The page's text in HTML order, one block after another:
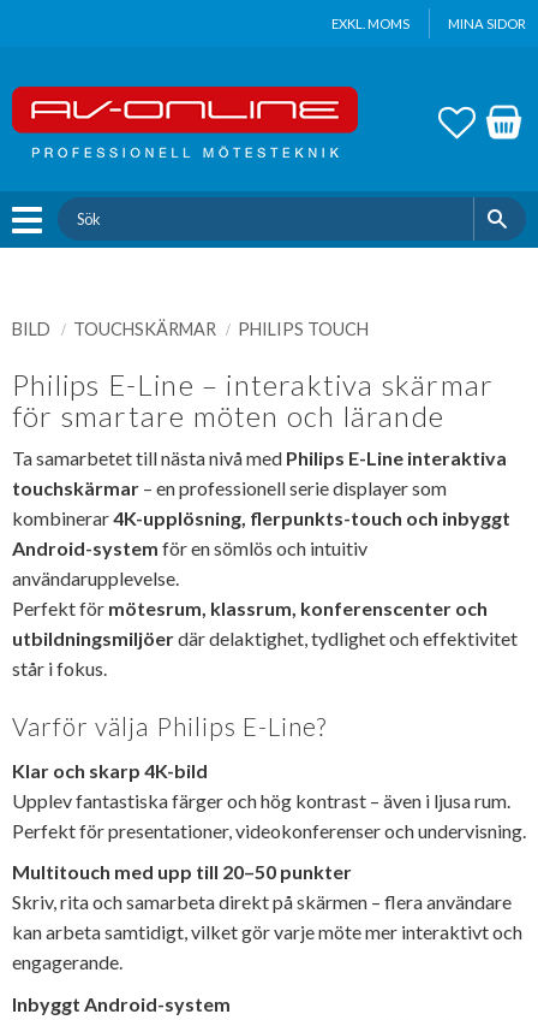
EXKL. MOMS MINA SIDOR
BILD TOUCHSKÄRMAR PHILIPS TOUCH
Philips E-Line – interaktiva skärmar
för smartare möten och lärande
Ta samarbetet till nästa nivå med Philips E-Line interaktiva
touchskärmar – en professionell serie displayer som
kombinerar4K-upplösning, flerpunkts-touch och inbyggt
Android-system för en sömlös och intuitiv
användarupplevelse.
Perfekt för mötesrum, klassrum, konferenscenter och
utbildningsmiljöerdär delaktighet, tydlighet och effektivitet
står i fokus.
Varför välja Philips E-Line?
Klar och skarp 4K-bild
Upplev fantastiska färger och hög kontrast – även i ljusa rum.
Perfekt för presentationer, videokonferenser och undervisning.
Multitouch med upp till 20–50 punkter
Skriv, rita och samarbeta direkt på skärmen – flera användare
kan arbeta samtidigt, vilket gör varje möte mer interaktivt och
engagerande.
Inbyggt Android-system